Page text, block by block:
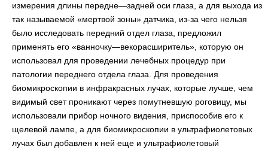
измерения длины передне—задней оси глаза, а для выхода из
так называемой «мертвой зоны» датчика, из-за чего нельзя
было исследовать передний отдел глаза, предложил
применять его «ванночку—векорасширитель», которую он
использовал для проведении лечебных процедур при
патологии переднего отдела глаза. Для проведения
биомикроскопии в инфракрасных лучах, которые лучше, чем
видимый свет проникают через помутневшую роговицу, мы
использовали прибор ночного видения, приспособив его к
щелевой лампе, а для биомикроскопии в ультрафиолетовых
лучах был добавлен к ней еще и ультрафиолетовый